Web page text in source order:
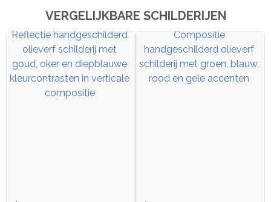
VERGELIJKBARE SCHILDERIJEN